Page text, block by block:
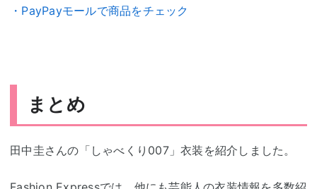
・PayPayモールで商品をチェック
まとめ
田中圭さんの「しゃべくり007」衣装を紹介しました。